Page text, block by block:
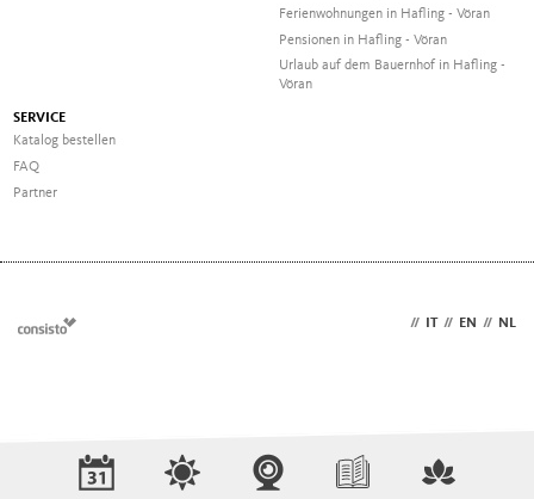
Ferienwohnungen in Hafling - Vöran
Pensionen in Hafling - Vöran
Urlaub auf dem Bauernhof in Hafling -
Vöran
SERVICE
Katalog bestellen
FAQ
Partner
// IT // EN // NL